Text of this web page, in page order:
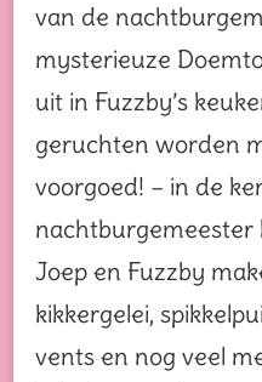
van de
mysterieuze
uit in Fuzzby’s
geruchten worden
voorgoed! – in de
nachtburgemeester
Joep en Fuzzby
kikkergelei,
vents en nog veel